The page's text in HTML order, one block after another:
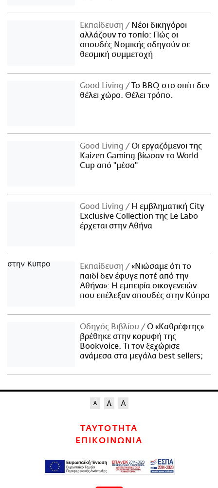
Εκπαίδευση
Νέοι δικηγόροι
αλλάζουν το τοπίο: Πώς οι
σπουδές Νομικής οδηγούν σε
θεσμική συμμετοχή
Good Living
Το BBQ στο σπίτι δεν
θέλει χώρο. Θέλει τρόπο.
Good Living
Οι εργαζόμενοι της
Kaizen Gaming βίωσαν το World
Cup από "μέσα"
Good Living
Η εμβληματική City
Exclusive Collection της Le Labo
έρχεται στην Αθήνα
Εκπαίδευση
«Νιώσαμε ότι το
παιδί δεν έφυγε ποτέ από την
Αθήνα»: Η εμπειρία οικογενειών
που επέλεξαν σπουδές στην Κύπρο
Οδηγός Βιβλίου
Ο «Καθρέφτης»
βρέθηκε στην κορυφή της
Bookvoice. Τι τον ξεχώρισε
ανάμεσα στα μεγάλα best sellers;
ΤΑΥΤΟΤΗΤΑ
ΕΠΙΚΟΙΝΩΝΙΑ